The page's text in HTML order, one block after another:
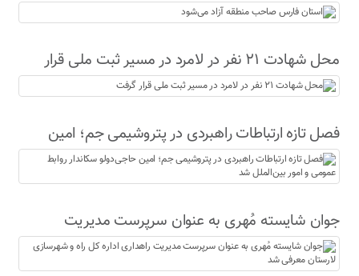
محل شهادت ۲۱ نفر در لامرد در مسیر ثبت ملی قرار
گرفت
فصل تازه ارتباطات راهبردی در پتروشیمی جم؛ امین
حاجی‌دولو سکاندار روابط عمومی و امور بین‌الملل شد
جوان شایسته مُهری به عنوان سرپرست مدیریت
راهداری اداره کل راه و شهرسازی لارستان معرفی شد